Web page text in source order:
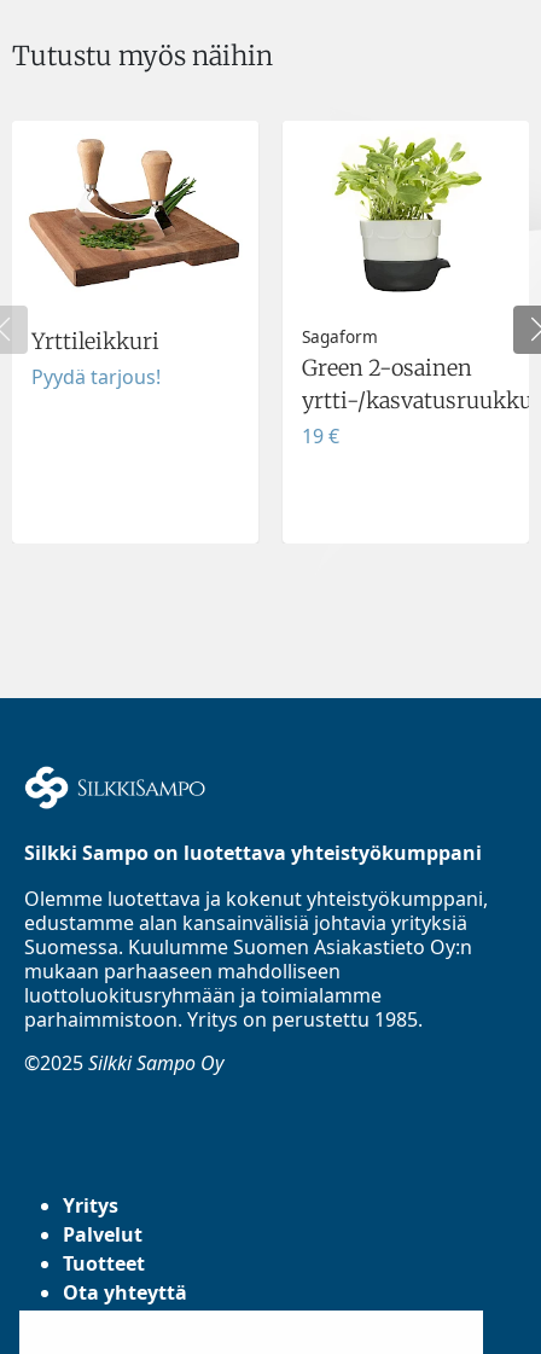
Tutustu myös näihin
Yrttileikkuri
Pyydä tarjous!
Sagaform
Green 2-osainen
yrtti-/kasvatusruukku
19 €
Silkki Sampo on luotettava yhteistyökumppani
Olemme luotettava ja kokenut yhteistyökumppani,
edustamme alan kansainvälisiä johtavia yrityksiä
Suomessa. Kuulumme Suomen Asiakastieto Oy:n
mukaan parhaaseen mahdolliseen
luottoluokitusryhmään ja toimialamme
parhaimmistoon. Yritys on perustettu 1985.
©2025Silkki Sampo Oy
Yritys
Palvelut
Tuotteet
Ota yhteyttä